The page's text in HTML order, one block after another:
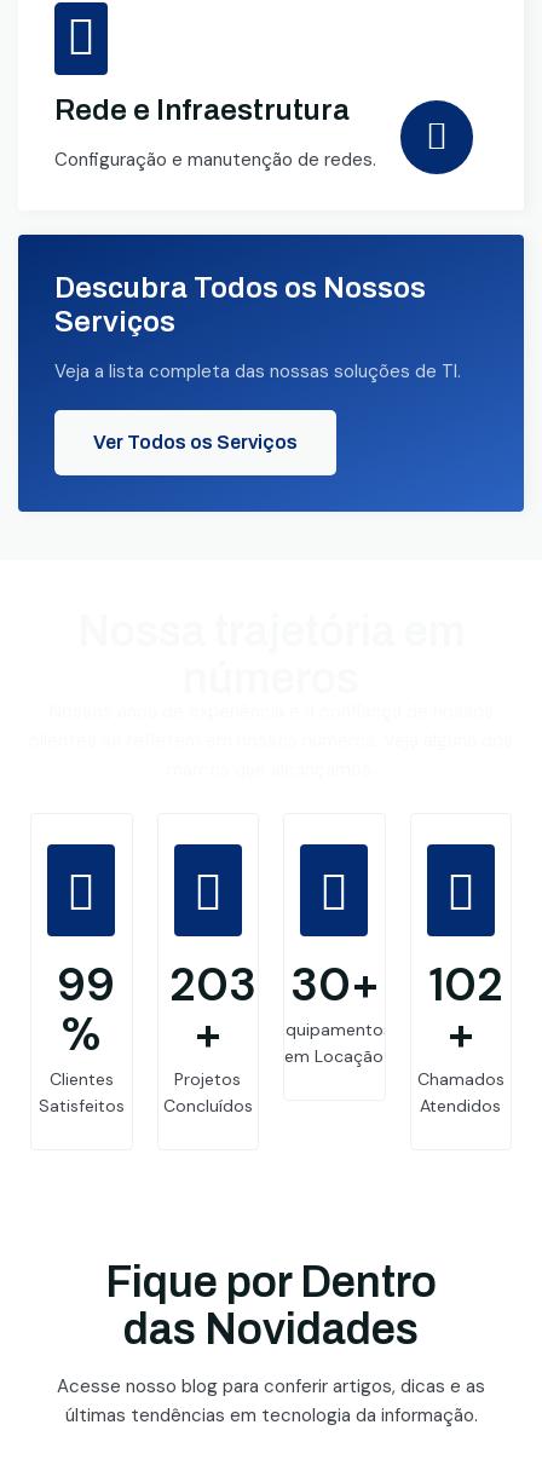
Rede e Infraestrutura
Configuração e manutenção de redes.
Descubra Todos os Nossos
Serviços
Veja a lista completa das nossas soluções de TI.
Ver Todos os Serviços
99.8
%
Clientes
Satisfeitos
205
+
Projetos
Concluídos
30+
Equipamentos
em Locação
103
+
Chamados
Atendidos
Fique por Dentro
das Novidades
Acesse nosso blog para conferir artigos, dicas e as
últimas tendências em tecnologia da informação.